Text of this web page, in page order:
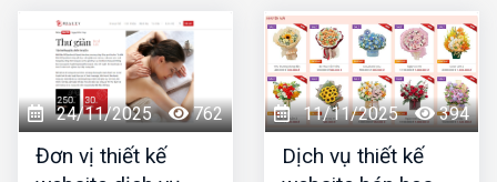
24/11/2025 762
Đơn vị thiết kế
11/11/2025 394
Dịch vụ thiết kế